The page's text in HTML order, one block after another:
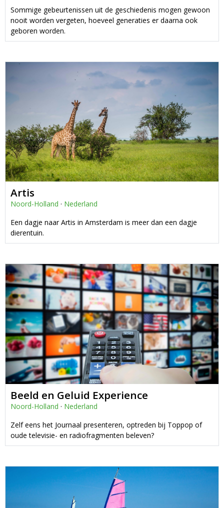
Sommige gebeurtenissen uit de geschiedenis mogen gewoon
nooit worden vergeten, hoeveel generaties er daarna ook
geboren worden.
Artis
Noord-Holland · Nederland
Een dagje naar Artis in Amsterdam is meer dan een dagje
dierentuin.
Beeld en Geluid Experience
Noord-Holland · Nederland
Zelf eens het Journaal presenteren, optreden bij Toppop of
oude televisie- en radiofragmenten beleven?